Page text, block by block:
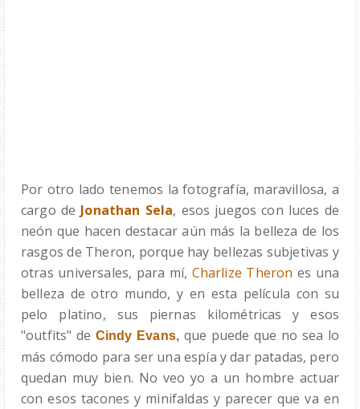
Por otro lado tenemos la fotografía, maravillosa, a
cargo de Jonathan Sela, esos juegos con luces de
neón que hacen destacar aún más la belleza de los
rasgos de Theron, porque hay bellezas subjetivas y
otras universales, para mí, Charlize Theron es una
belleza de otro mundo, y en esta película con su
pelo platino, sus piernas kilométricas y esos
"outfits" de Cindy Evans, que puede que no sea lo
más cómodo para ser una espía y dar patadas, pero
quedan muy bien. No veo yo a un hombre actuar
con esos tacones y minifaldas y parecer que va en